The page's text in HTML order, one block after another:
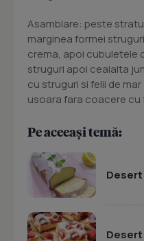
Asamblare: peste
marginea formei
crema, apoi cubuletele
struguri apoi cealalta
cu struguri si felii de
usoara fara coacere cu
Pe aceeași temă:
Desert